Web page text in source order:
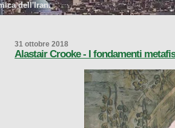
dell'Iran.
31 ottobre 2018
Alastair Crooke - I fondamenti